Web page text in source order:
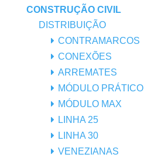
CONSTRUÇÃO CIVIL
DISTRIBUIÇÃO
CONTRAMARCOS
CONEXÕES
ARREMATES
MÓDULO PRÁTICO
MÓDULO MAX
LINHA 25
LINHA 30
VENEZIANAS